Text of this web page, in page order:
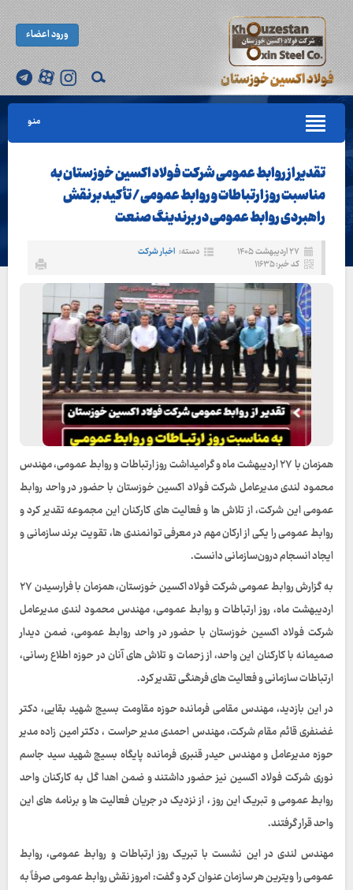
ورود اعضاء
منو
تقدیر از روابط عمومی شرکت فولاد اکسین خوزستان به
مناسبت روز ارتباطات و روابط عمومی / تأکید بر نقش
راهبردی روابط عمومی در برندینگ صنعت
۲۷ اردیبهشت ۱۴۰۵ دسته: اخبار شرکت
کد خبر: ۱۱۶۳۵
همزمان با ۲۷ اردیبهشت‌ ماه و گرامیداشت روز ارتباطات و روابط عمومی، مهندس
محمود لندی مدیرعامل شرکت فولاد اکسین خوزستان با حضور در واحد روابط
عمومی این شرکت، از تلاش‌ ها و فعالیت‌ های کارکنان این مجموعه تقدیر کرد و
روابط عمومی را یکی از ارکان مهم در معرفی توانمندی‌ ها، تقویت برند سازمانی و
ایجاد انسجام درون‌سازمانی دانست.
به گزارش روابط عمومی شرکت فولاد اکسین خوزستان، همزمان با فرارسیدن ۲۷
اردیبهشت‌ ماه، روز ارتباطات و روابط عمومی، مهندس محمود لندی مدیرعامل
شرکت فولاد اکسین خوزستان با حضور در واحد روابط عمومی، ضمن دیدار
صمیمانه با کارکنان این واحد، از زحمات و تلاش‌ های آنان در حوزه اطلاع‌ رسانی،
ارتباطات سازمانی و فعالیت‌ های فرهنگی تقدیر کرد.
در این بازدید، مهندس مقامی فرمانده حوزه مقاومت بسیج شهید بقایی، دکتر
غضنفری قائم‌ مقام شرکت، مهندس احمدی مدیر حراست ، دکتر امین‌ زاده مدیر
حوزه مدیرعامل و مهندس حیدر قنبری فرمانده پایگاه بسیج شهید سید جاسم
نوری شرکت فولاد اکسین نیز حضور داشتند و ضمن اهدا گل به کارکنان واحد
روابط عمومی و تبریک این روز ، از نزدیک در جریان فعالیت‌ ها و برنامه‌ های این
واحد قرار گرفتند.
مهندس لندی در این نشست با تبریک روز ارتباطات و روابط عمومی، روابط
عمومی را ویترین هر سازمان عنوان کرد و گفت: امروز نقش روابط عمومی صرفاً به